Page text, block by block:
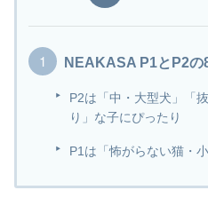
NEAKASA P1とP2の
P2は「中・大型犬」「
り」な子にぴったり
P1は「怖がらない猫・